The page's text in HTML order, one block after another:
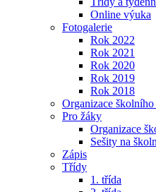
Online výuka
Fotogalerie
Rok 2022
Rok 2021
Rok 2020
Rok 2019
Rok 2018
Organizace
Pro žáky
Organizace
Sešity na
Zápis
Třídy
1. třída